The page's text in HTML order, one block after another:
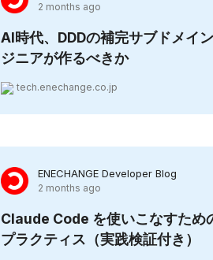
2 months ago
AI時代、DDDの補完サブドメイ
ジニアが作るべきか
tech.enechange.co.jp
ENECHANGE Developer Blog
2 months ago
Claude Code を使いこなすため
プラクティス（実践検証付き）